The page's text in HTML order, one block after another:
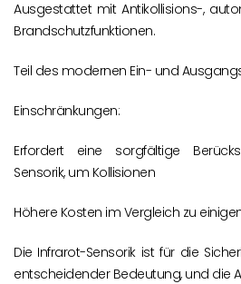
Ausgestattet mit Antikollisions-,
Brandschutzfunktionen.
Teil des modernen Ein- und
Einschränkungen:
Erfordert eine sorgfältige
Sensorik, um Kollisionen
Höhere Kosten im Vergleich zu
Die Infrarot-Sensorik ist für die
entscheidender Bedeutung, und die